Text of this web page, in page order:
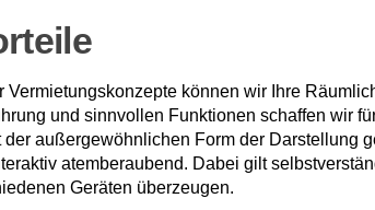
können wir Ihre
und sinnvollen Funktionen schaffen wir
außergewöhnlichen Form der Darstellung
atemberaubend. Dabei gilt
Geräten überzeugen.